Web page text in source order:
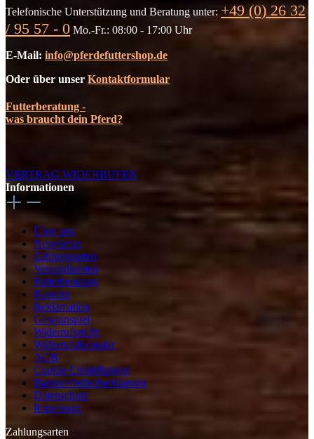
Telefonische Unterstützung und Beratung unter: +49 (0) 26 32
/ 95 57 - 0 Mo.-Fr.: 08:00 - 17:00 Uhr
E-Mail: info@pferdefuttershop.de
Oder über unser Kontaktformular
Futterberatung -
was braucht dein Pferd?
VERTRAG WIDERRUFEN
Informationen
Über uns
Newsletter
Zahlungsarten
Versandkosten
Futterberatung
Kontakt
Reklamation
Gewinnspiel
Widerrufsrecht
Widerrufsformular
AGB
Cookie-Einstellungen
Barrierefreiheitserklärung
Datenschutz
Impressum
Zahlungsarten